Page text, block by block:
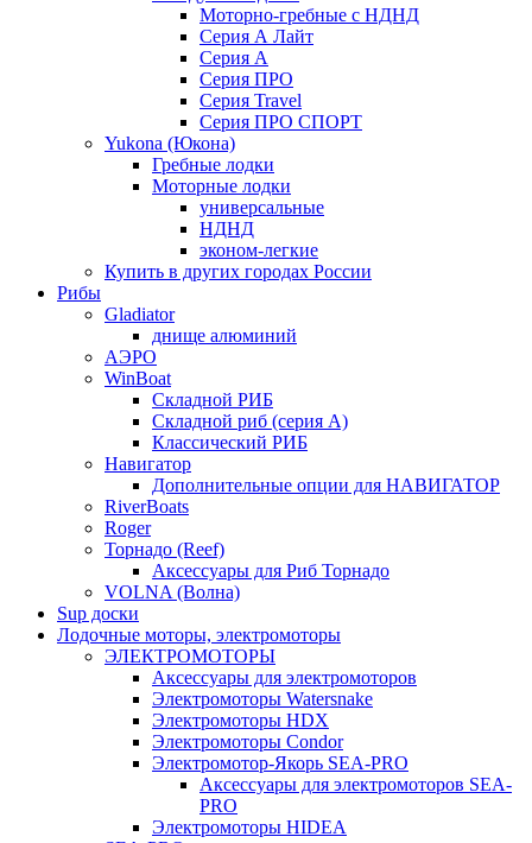
Моторно-гребные с НДНД
Серия А Лайт
Серия А
Серия ПРО
Серия Travel
Серия ПРО СПОРТ
Yukona (Юкона)
Гребные лодки
Моторные лодки
универсальные
НДНД
эконом-легкие
Купить в других городах России
Рибы
Gladiator
днище алюминий
АЭРО
WinBoat
Складной РИБ
Складной риб (серия А)
Классический РИБ
Навигатор
Дополнительные опции для НАВИГАТОР
RiverBoats
Roger
Торнадо (Reef)
Аксессуары для Риб Торнадо
VOLNA (Волна)
Sup доски
Лодочные моторы, электромоторы
ЭЛЕКТРОМОТОРЫ
Аксессуары для электромоторов
Электромоторы Watersnake
Электромоторы HDX
Электромоторы Condor
Электромотор-Якорь SEA-PRO
Аксессуары для электромоторов SEA-
PRO
Электромоторы HIDEA